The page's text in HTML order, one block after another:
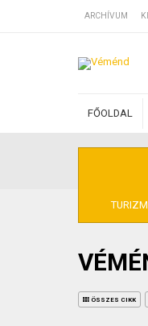
ARCHÍVUM
FŐOLDAL
ÖSSZES CIKK